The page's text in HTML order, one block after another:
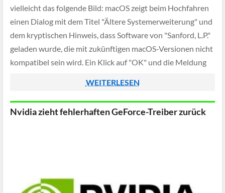
vielleicht das folgende Bild: macOS zeigt beim Hochfahren
einen Dialog mit dem Titel "Ältere Systemerweiterung" und
dem kryptischen Hinweis, dass Software von "Sanford, L.P."
geladen wurde, die mit zukünftigen macOS-Versionen nicht
kompatibel sein wird. Ein Klick auf "OK" und die Meldung
WEITERLESEN
Nvidia zieht fehlerhaften GeForce-Treiber zurück